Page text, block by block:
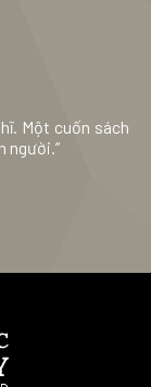
Một cuốn sách
người.”